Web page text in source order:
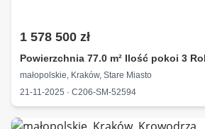
1 578 500 zł
Powierzchnia 77.0 m² Ilość pokoi 3
małopolskie, Kraków, Stare Miasto
21-11-2025 · C206-SM-52594